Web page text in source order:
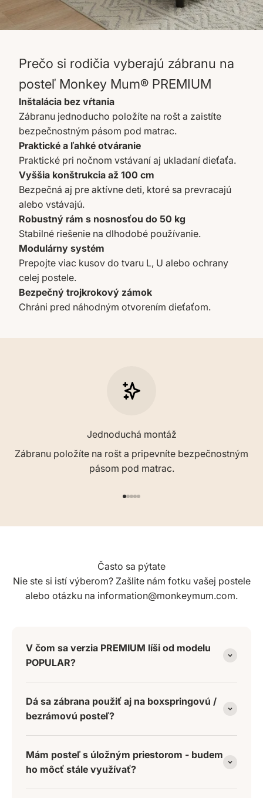
Prečo si rodičia vyberajú zábranu na
posteľ Monkey Mum® PREMIUM
Inštalácia bez vŕtania
Zábranu jednoducho položíte na rošt a zaistíte
bezpečnostným pásom pod matrac.
Praktické a ľahké otváranie
Praktické pri nočnom vstávaní aj ukladaní dieťaťa.
Vyššia konštrukcia až 100 cm
Bezpečná aj pre aktívne deti, ktoré sa prevracajú
alebo vstávajú.
Robustný rám s nosnosťou do 50 kg
Stabilné riešenie na dlhodobé používanie.
Modulárny systém
Prepojte viac kusov do tvaru L, U alebo ochrany
celej postele.
Bezpečný trojkrokový zámok
Chráni pred náhodným otvorením dieťaťom.
Jednoduchá montáž
Zábranu položíte na rošt a pripevníte bezpečnostným
pásom pod matrac.
Často sa pýtate
Nie ste si istí výberom? Zašlite nám fotku vašej postele
alebo otázku na information@monkeymum.com.
V čom sa verzia PREMIUM líši od modelu
POPULAR?
Dá sa zábrana použiť aj na boxspringovú /
bezrámovú posteľ?
Mám posteľ s úložným priestorom - budem
ho môcť stále využívať?